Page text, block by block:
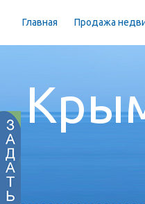
Главная Продажа